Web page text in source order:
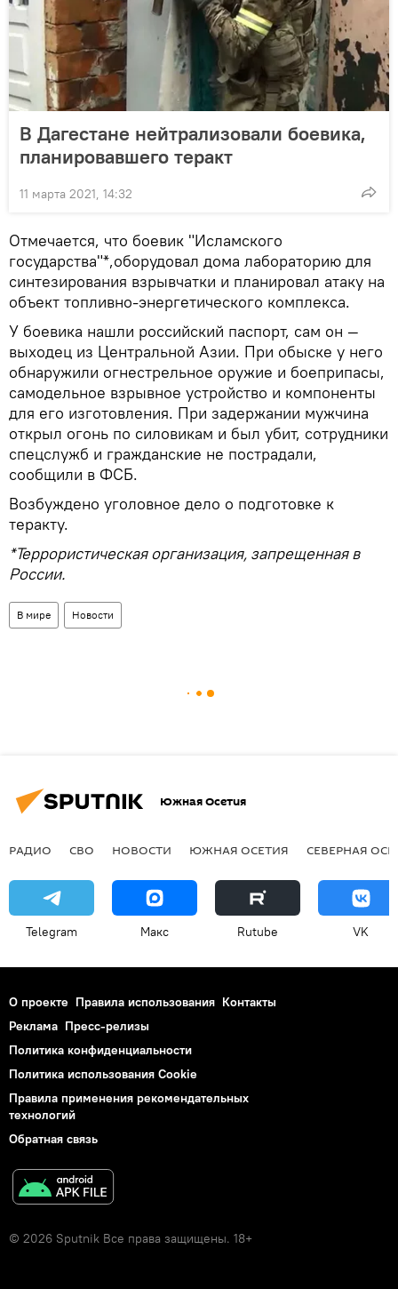
В Дагестане нейтрализовали боевика,
планировавшего теракт
11 марта 2021, 14:32
Отмечается, что боевик "Исламского
государства"*,оборудовал дома лабораторию для
синтезирования взрывчатки и планировал атаку на
объект топливно-энергетического комплекса.
У боевика нашли российский паспорт, сам он —
выходец из Центральной Азии. При обыске у него
обнаружили огнестрельное оружие и боеприпасы,
самодельное взрывное устройство и компоненты
для его изготовления. При задержании мужчина
открыл огонь по силовикам и был убит, сотрудники
спецслужб и гражданские не пострадали,
сообщили в ФСБ.
Возбуждено уголовное дело о подготовке к
теракту.
*Террористическая организация, запрещенная в
России.
В мире Новости
Южная Осетия
РАДИО СВО НОВОСТИ ЮЖНАЯ ОСЕТИЯ СЕВЕРНАЯ
Telegram Макс Rutube VK
О проекте Правила использования Контакты
Реклама Пресс-релизы
Политика конфиденциальности
Политика использования Cookie
Правила применения рекомендательных
технологий
Обратная связь
© 2026 Sputnik Все права защищены. 18+